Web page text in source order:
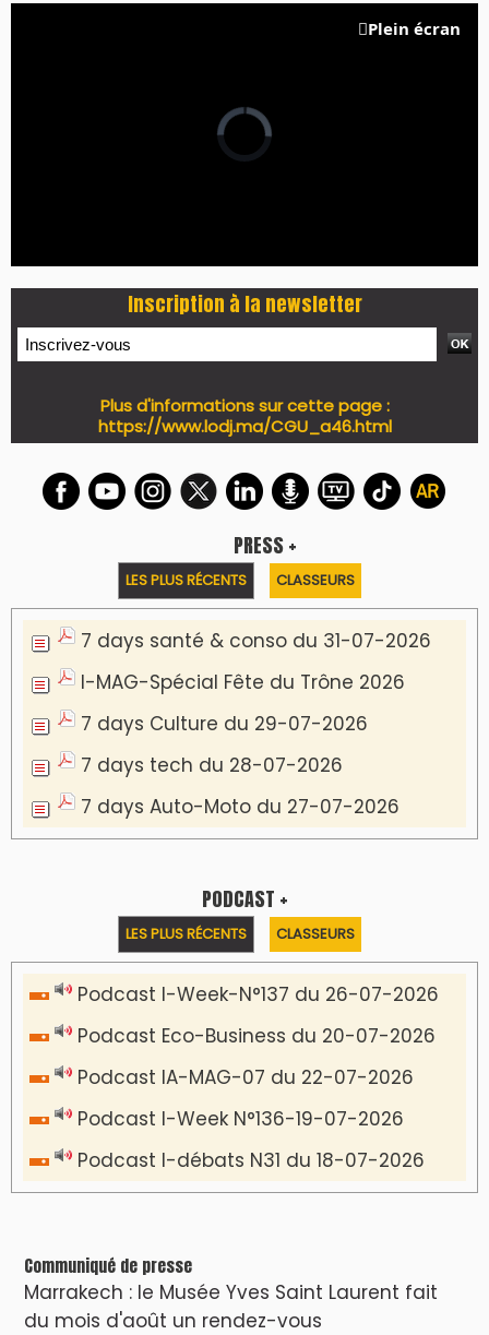
Plein écran
Inscription à la newsletter
Plus d'informations sur cette page :
https://www.lodj.ma/CGU_a46.html
PRESS +
LES PLUS RÉCENTS CLASSEURS
7 days santé & conso du 31-07-2026
I-MAG-Spécial Fête du Trône 2026
7 days Culture du 29-07-2026
7 days tech du 28-07-2026
7 days Auto-Moto du 27-07-2026
PODCAST +
LES PLUS RÉCENTS CLASSEURS
Podcast I-Week-N°137 du 26-07-2026
Podcast Eco-Business du 20-07-2026
Podcast IA-MAG-07 du 22-07-2026
Podcast I-Week N°136-19-07-2026
Podcast I-débats N31 du 18-07-2026
Communiqué de presse
Marrakech : le Musée Yves Saint Laurent fait
du mois d'août un rendez-vous